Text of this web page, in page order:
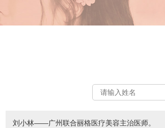
刘小林——广州联合丽格医疗美容主治医师。